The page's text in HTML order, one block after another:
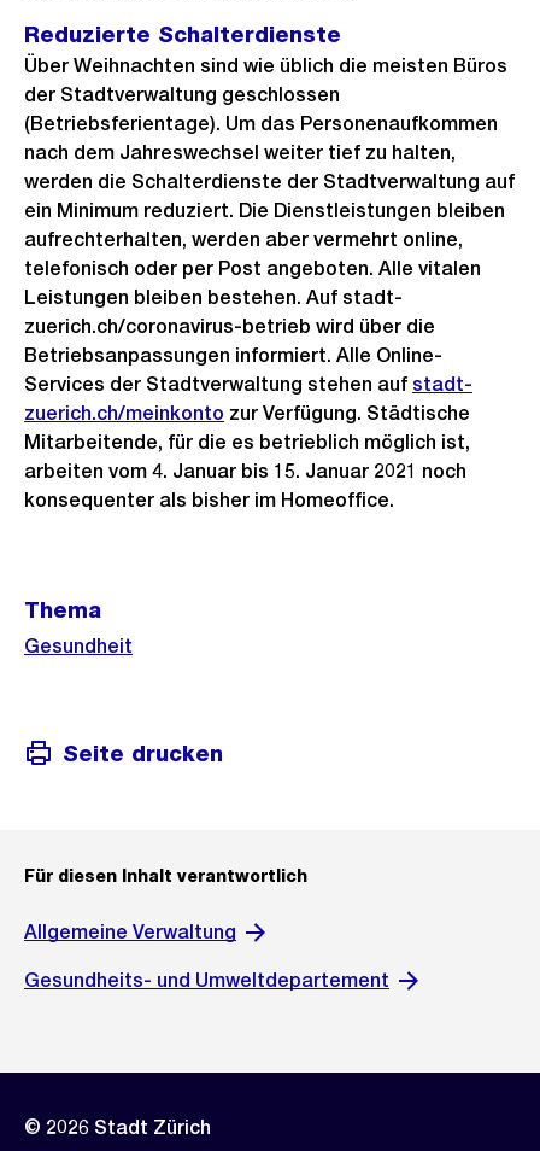
Reduzierte Schalterdienste
Über Weihnachten sind wie üblich die meisten Büros
der Stadtverwaltung geschlossen
(Betriebsferientage). Um das Personenaufkommen
nach dem Jahreswechsel weiter tief zu halten,
werden die Schalterdienste der Stadtverwaltung auf
ein Minimum reduziert. Die Dienstleistungen bleiben
aufrechterhalten, werden aber vermehrt online,
telefonisch oder per Post angeboten. Alle vitalen
Leistungen bleiben bestehen. Auf stadt-
zuerich.ch/coronavirus-betrieb wird über die
Betriebsanpassungen informiert. Alle Online-
Services der Stadtverwaltung stehen auf stadt-
zuerich.ch/meinkonto zur Verfügung. Städtische
Mitarbeitende, für die es betrieblich möglich ist,
arbeiten vom 4. Januar bis 15. Januar 2021 noch
konsequenter als bisher im Homeoffice.
Informationen
Thema
Gesundheit
Seite drucken
Für diesen Inhalt verantwortlich
Allgemeine Verwaltung
Gesundheits- und Umweltdepartement
© 2026 Stadt Zürich